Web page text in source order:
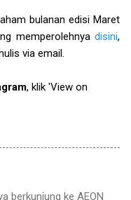
bulanan edisi Maret
memperolehnya disini,
via email.
, klik 'View on
berkunjung ke AEON